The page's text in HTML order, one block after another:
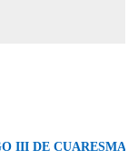
III DE CUARESMA